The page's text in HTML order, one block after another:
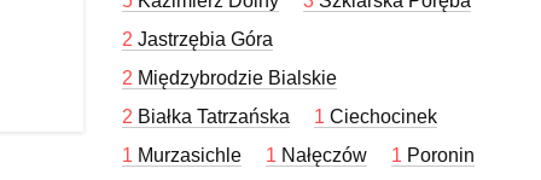
2Jastrzębia Góra
2 Międzybrodzie Bialskie
2 Białka Tatrzańska 1Ciechocinek
1 Murzasichle 1 Nałęczów 1 Poronin